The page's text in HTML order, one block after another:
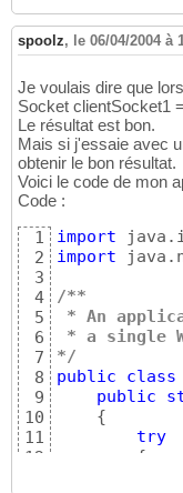
spoolz, le 06/04/2004 à
Je voulais dire que
Socket clientSocket1
Le résultat est bon.
Mais si j'essaie avec
obtenir le bon résultat.
Voici le code de mon
Code :
1
2
3
4
5
6
7
8
9
10
11
12
import
import
/**
* An
* a single
*/
public
class
public
{
try
{